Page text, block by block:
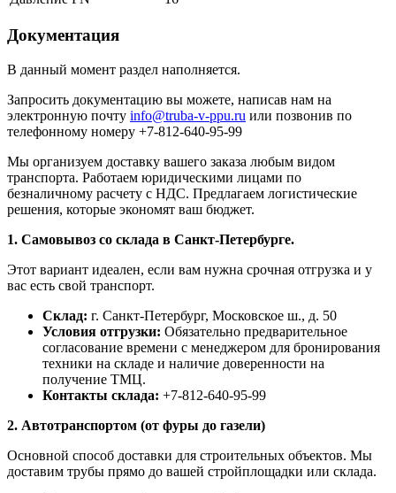
Документация
В данный момент раздел наполняется.
Запросить документацию вы можете, написав нам на
электронную почту info@truba-v-ppu.ru или позвонив по
телефонному номеру +7-812-640-95-99
Мы организуем доставку вашего заказа любым видом
транспорта. Работаем юридическими лицами по
безналичному расчету с НДС. Предлагаем логистические
решения, которые экономят ваш бюджет.
1. Самовывоз со склада в Санкт-Петербурге.
Этот вариант идеален, если вам нужна срочная отгрузка и у
вас есть свой транспорт.
Склад: г. Санкт-Петербург, Московское ш., д. 50
Условия отгрузки: Обязательно предварительное
согласование времени с менеджером для бронирования
техники на складе и наличие доверенности на
получение ТМЦ.
Контакты склада: +7-812-640-95-99
2. Автотранспортом (от фуры до газели)
Основной способ доставки для строительных объектов. Мы
доставим трубы прямо до вашей стройплощадки или склада.